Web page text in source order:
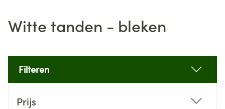
Witte tanden - bleken
Filteren
Prijs